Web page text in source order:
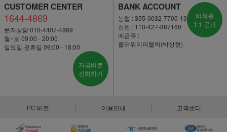
CUSTOMER CENTER
1644-4869
문자상담 010-4407-4869
월~토 09:00 - 20:00
일요일·공휴일 09:00 - 18:00
지금바로
전화하기
BANK ACCOUNT
농협 : 355-0032-7705-13
신한 : 110-427-887160
예금주 :
플라워리퍼블릭(박상현)
비회원
1:1 문의
PC 버전 이용안내 고객센터